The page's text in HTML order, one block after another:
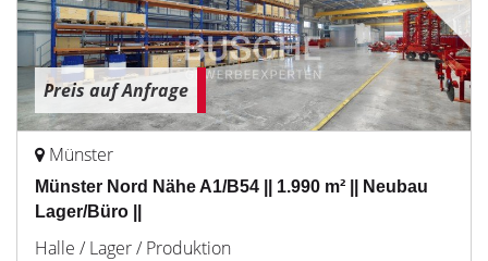
Preis auf Anfrage
Münster
Münster Nord Nähe A1/B54 || 1.990 m² || Neubau
Lager/Büro ||
Halle / Lager / Produktion